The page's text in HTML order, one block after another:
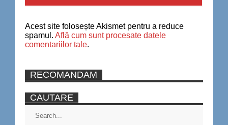
Acest site folosește Akismet pentru a reduce
spamul. Află cum sunt procesate datele
comentariilor tale.
RECOMANDAM
CAUTARE